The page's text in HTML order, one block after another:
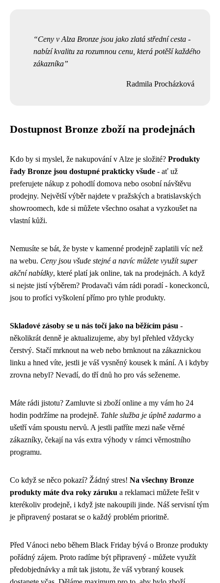
Ceny v Alza Bronze jsou jako zlatá střední cesta -
nabízí kvalitu za rozumnou cenu, která potěší každého
zákazníka
Radmila Procházková
Dostupnost Bronze zboží na prodejnách
Kdo by si myslel, že nakupování v Alze je složité? Produkty
řady Bronze jsou dostupné prakticky všude - ať už
preferujete nákup z pohodlí domova nebo osobní návštěvu
prodejny. Největší výběr najdete v pražských a bratislavských
showroomech, kde si můžete všechno osahat a vyzkoušet na
vlastní kůži.
Nemusíte se bát, že byste v kamenné prodejně zaplatili víc než
na webu. Ceny jsou všude stejné a navíc můžete využít super
akční nabídky, které platí jak online, tak na prodejnách. A když
si nejste jistí výběrem? Prodavači vám rádi poradí - koneckonců,
jsou to profíci vyškolení přímo pro tyhle produkty.
Skladové zásoby se u nás točí jako na běžícím pásu -
několikrát denně je aktualizujeme, aby byl přehled vždycky
čerstvý. Stačí mrknout na web nebo brnknout na zákaznickou
linku a hned víte, jestli je váš vysněný kousek k mání. A i kdyby
zrovna nebyl? Nevadí, do tří dnů ho pro vás seženeme.
Máte rádi jistotu? Zamluvte si zboží online a my vám ho 24
hodin podržíme na prodejně. Tahle služba je úplně zadarmo a
ušetří vám spoustu nervů. A jestli patříte mezi naše věrné
zákazníky, čekají na vás extra výhody v rámci věrnostního
programu.
Co když se něco pokazí? Žádný stres! Na všechny Bronze
produkty máte dva roky záruku a reklamaci můžete řešit v
kterékoliv prodejně, i když jste nakoupili jinde. Náš servisní tým
je připravený postarat se o každý problém prioritně.
Před Vánoci nebo během Black Friday bývá o Bronze produkty
pořádný zájem. Proto radíme být připravený - můžete využít
předobjednávky a mít tak jistotu, že váš vybraný kousek